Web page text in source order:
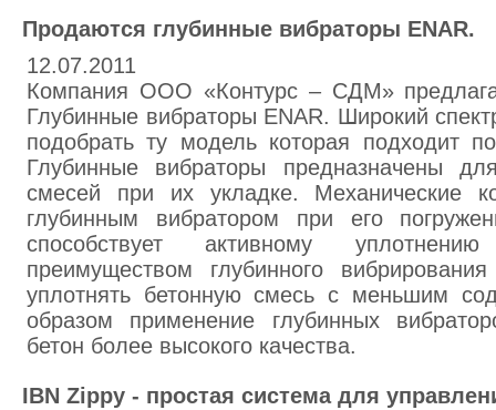
Продаются глубинные вибраторы ENAR.
12.07.2011
Компания ООО «Контурс – СДМ»
Глубинные вибраторы ENAR. Широкий
подобрать ту модель которая подходит
Глубинные вибраторы предназначены
смесей при их укладке. Механические
глубинным вибратором при его
способствует активному
преимуществом глубинного
уплотнять бетонную смесь с меньшим
образом применение глубинных
бетон более высокого качества.
IBN Zippy - простая система для